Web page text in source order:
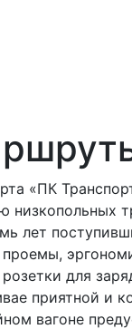
«ПК
низкопольных
лет
для
приятной и
вагоне